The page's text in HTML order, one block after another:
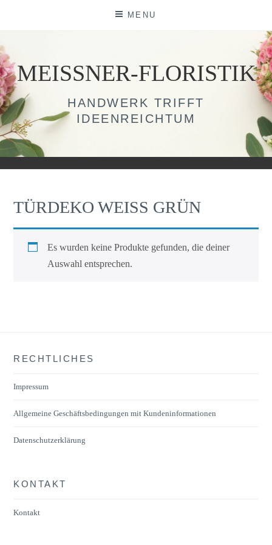
MENU
MEISSNER-FLORISTIK
HANDWERK TRIFFT
IDEENREICHTUM
TÜRDEKO WEISS GRÜN
Es wurden keine Produkte gefunden, die deiner
Auswahl entsprechen.
RECHTLICHES
Impressum
Allgemeine Geschäftsbedingungen mit Kundeninformationen
Datenschutzerklärung
KONTAKT
Kontakt